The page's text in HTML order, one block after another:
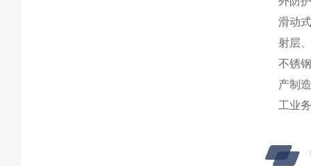
滑动
射层
不锈
产制
工业